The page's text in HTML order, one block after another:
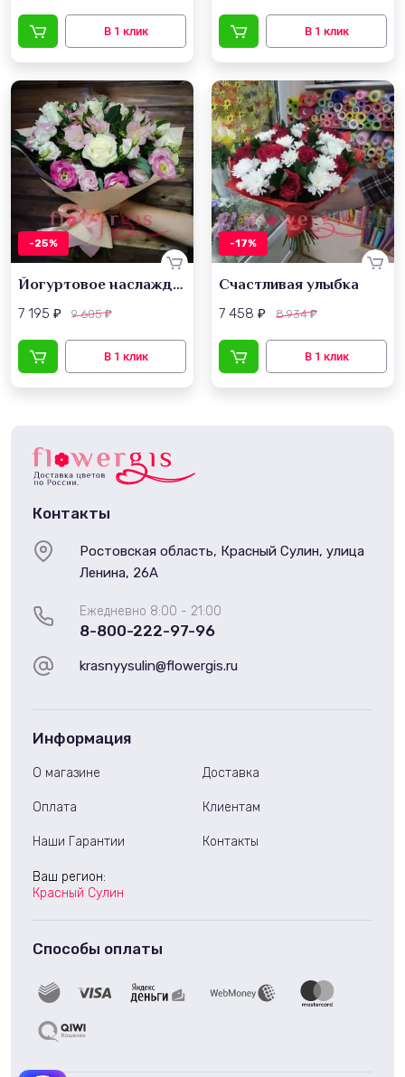
-25%
Йогуртовое наслаждение
7 195 ₽ 9 605₽
-17%
Счастливая улыбка
7 458 ₽ 8 934₽
Контакты
Ежедневно 8:00 - 21:00
8-800-222-97-96
Ростовская область, Красный Сулин, улица
Ленина, 26А
krasnyysulin@flowergis.ru
Информация
О магазине Доставка
Оплата Клиентам
Наши Гарантии Контакты
Ваш регион:
Красный Сулин
Способы оплаты